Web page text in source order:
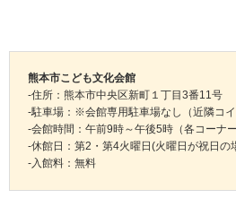
熊本市こども文化会館
-住所：熊本市中央区新町１丁目3番11号
-駐車場：※会館専用駐車場なし（近隣コイ
-会館時間：午前9時～午後5時（各コーナ
-休館日：第2・第4火曜日(火曜日が祝日の
-入館料：無料